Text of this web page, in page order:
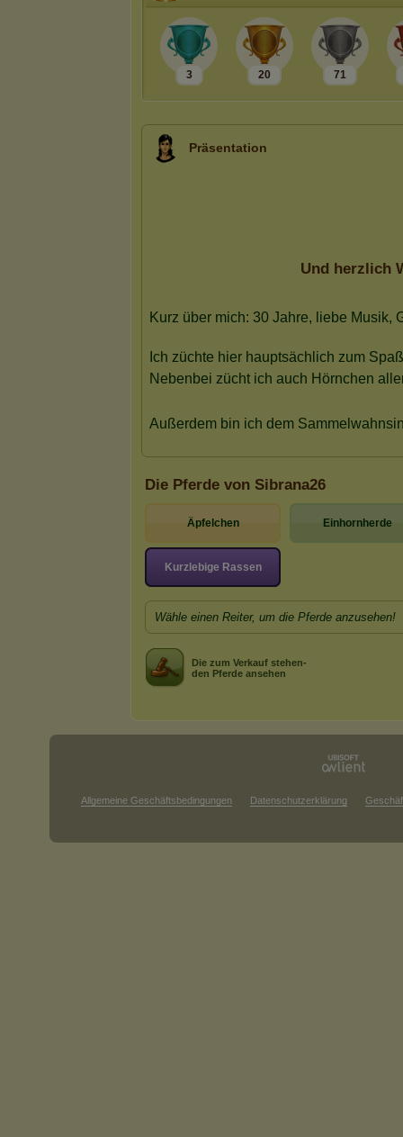
3 20 71
Präsentation
Die Pferde von Sibrana26
Äpfelchen Einhornherde
Kurzlebige Rassen
Wähle einen Reiter, um die Pferde anzusehen!
Die zum Verkauf stehen-
den Pferde ansehen
Allgemeine Geschäftsbedingungen Datenschutzerklärung